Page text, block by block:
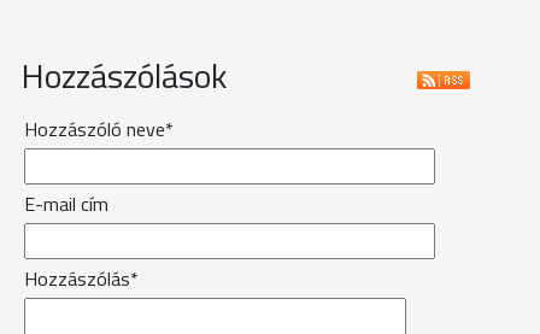
Hozzászólások
Hozzászóló neve*
E-mail cím
Hozzászólás*